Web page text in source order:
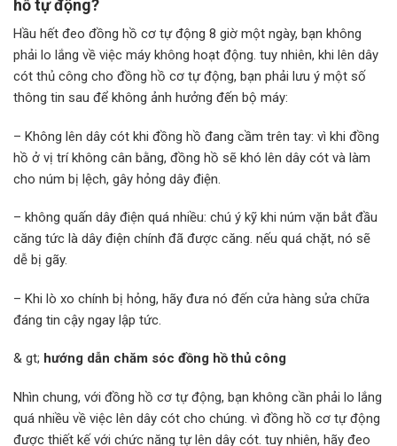
hồ tự động?
Hầu hết đeo đồng hồ cơ tự động 8 giờ một ngày, bạn không
phải lo lắng về việc máy không hoạt động. tuy nhiên, khi lên dây
cót thủ công cho đồng hồ cơ tự động, bạn phải lưu ý một số
thông tin sau để không ảnh hưởng đến bộ máy:
– Không lên dây cót khi đồng hồ đang cầm trên tay: vì khi đồng
hồ ở vị trí không cân bằng, đồng hồ sẽ khó lên dây cót và làm
cho núm bị lệch, gây hỏng dây điện.
– không quấn dây điện quá nhiều: chú ý kỹ khi núm vặn bắt đầu
căng tức là dây điện chính đã được căng. nếu quá chặt, nó sẽ
dễ bị gãy.
– Khi lò xo chính bị hỏng, hãy đưa nó đến cửa hàng sửa chữa
đáng tin cậy ngay lập tức.
& gt; hướng dẫn chăm sóc đồng hồ thủ công
Nhìn chung, với đồng hồ cơ tự động, bạn không cần phải lo lắng
quá nhiều về việc lên dây cót cho chúng. vì đồng hồ cơ tự động
được thiết kế với chức năng tự lên dây cót. tuy nhiên, hãy đeo